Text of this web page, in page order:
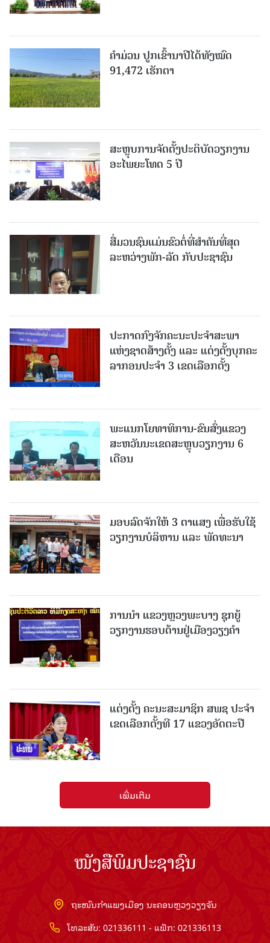
ຄໍາມ່ວນ ປູກເຂົ້ານາປີໄດ້ທັງໝົດ
91,472 ເຮັກຕາ
ສະຫຼຸບການຈັດຕັ້ງປະຕິບັດວຽກງານ
ອະໄພຍະໂທດ 5 ປີ
ສື່ມວນຊົນແມ່ນຂົວຕໍ່ທີ່ສໍາຄັນທີ່ສຸດ
ລະຫວ່າງພັກ-ລັດ ກັບປະຊາຊົນ
ປະກາດກົງຈັກຄະນະປະຈໍາສະພາ
ແຫ່ງຊາດສ້າງຕັ້ງ ແລະ ແຕ່ງຕັ້ງບຸກຄະ
ລາກອນປະຈໍາ 3 ເຂດເລືອກຕັ້ງ
ພະແນກໂຍທາທິການ-ຂົນສົ່ງແຂວງ
ສະຫວັນນະເຂດສະຫຼຸບວຽກງານ 6
ເດືອນ
ມອບລົດຈັກໃຫ້ 3 ຕາແສງ ເພື່ອຮັບໃຊ້
ວຽກງານບໍລິຫານ ແລະ ພັດທະນາ
ການນຳ ແຂວງຫຼວງພະບາງ ຊຸກຍູ້
ວຽກງານຮອບດ້ານຢູ່ເມືອງວຽງຄໍາ
ແຕ່ງຕັ້ງ ຄະນະສະມາຊິກ ສພຊ ປະຈຳ
ເຂດເລືອກຕັ້ງທີ 17 ແຂວງອັດຕະປື
ເພີ່ມເຕີມ
ໜັງສືພິມປະຊາຊົນ
ຖະໜົນກຳແພງເມືອງ ນະຄອນຫຼວງວຽງຈັນ
ໂທລະສັບ: 021336111 - ແຟັກ: 021336113